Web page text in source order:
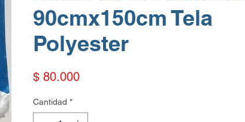
90cmx150cm Tela
Polyester
$ 80.000Precio
Cantidad *